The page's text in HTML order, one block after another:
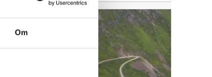
Om
2012